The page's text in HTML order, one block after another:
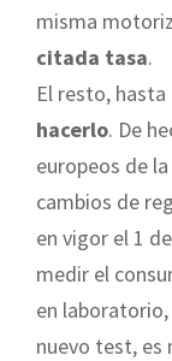
misma
citada tasa.
El resto, hasta
hacerlo. De
europeos de la
cambios de
en vigor el 1
medir el
en laboratorio,
nuevo test, es